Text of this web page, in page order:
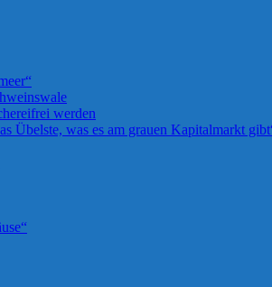
werden
Übelste, was es am grauen Kapitalmarkt